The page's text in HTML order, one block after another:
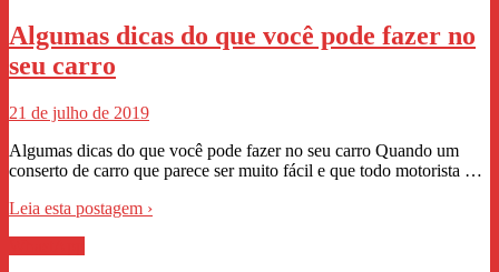
Algumas dicas do que você pode fazer no
seu carro
21 de julho de 2019
Algumas dicas do que você pode fazer no seu carro Quando um
conserto de carro que parece ser muito fácil e que todo motorista …
Leia esta postagem ›